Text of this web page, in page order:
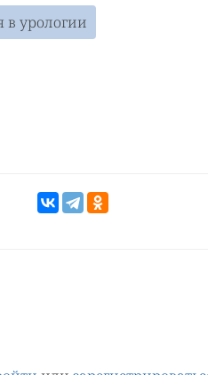
в урологии